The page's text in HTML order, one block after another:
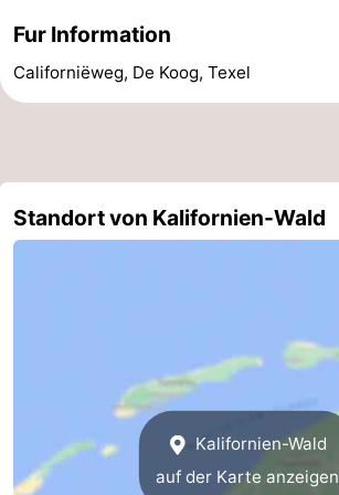
&
tun
-
Museen
-
Kirchen
-
Mühlen
-
Spielplätze
-
Fur Information
Californiëweg, De Koog, Texel
Standort von Kalifornien-Wald
Kalifornien-Wald
auf der Karte anzeigen